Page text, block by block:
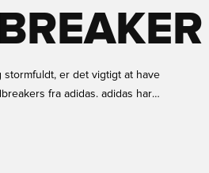
er det vigtigt at have
fra adidas. adidas har
sportsbeklædning, og det